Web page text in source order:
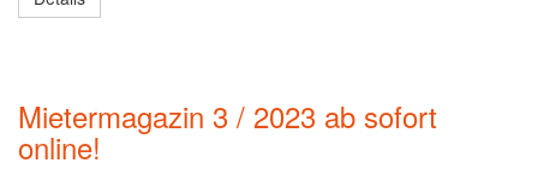
Mietermagazin 3 / 2023 ab sofort
online!